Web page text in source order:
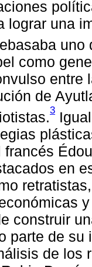
lograr una
uno
como
entre
de
3
francés
en
construir
parte de
de los